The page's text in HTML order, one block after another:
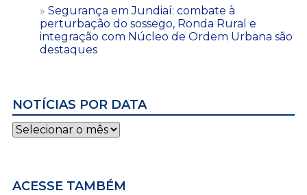
Segurança em Jundiaí: combate à
perturbação do sossego, Ronda Rural e
integração com Núcleo de Ordem Urbana são
destaques
NOTÍCIAS POR DATA
Notícias
por
ACESSE TAMBÉM